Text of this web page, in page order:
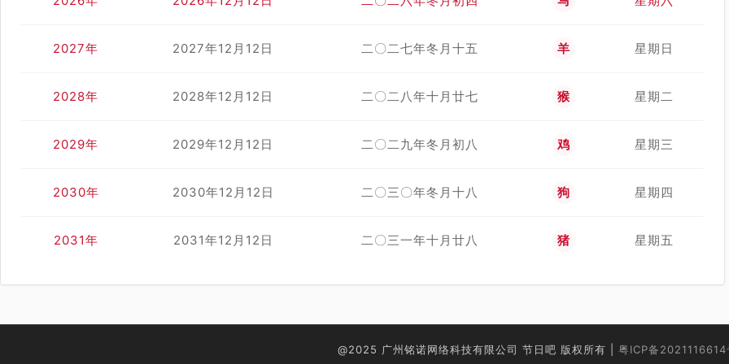
2027年 2027年12月12日 二〇二七年冬月十五 羊 星期日
2028年 2028年12月12日 二〇二八年十月廿七 猴 星期二
2029年 2029年12月12日 二〇二九年冬月初八 鸡 星期三
2030年 2030年12月12日 二〇三〇年冬月十八 狗 星期四
2031年 2031年12月12日 二〇三一年十月廿八 猪 星期五
@2025 广州铭诺网络科技有限公司 节日吧 版权所有 | 粤ICP备